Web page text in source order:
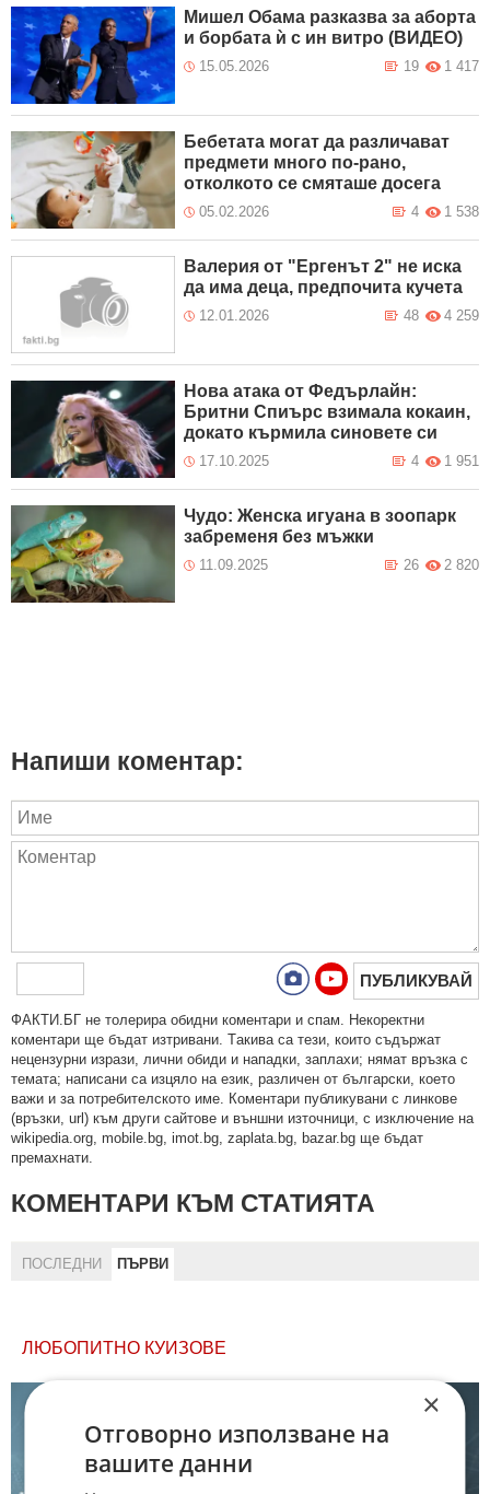
Мишел Обама разказва за аборта
и борбата ѝ с ин витро (ВИДЕО)
15.05.2026 1 417
19
Бебетата могат да различават
предмети много по-рано,
отколкото се смяташе досега
05.02.2026 1 538
4
Валерия от "Ергенът 2" не иска
да има деца, предпочита кучета
12.01.2026 4 259
48
Нова атака от Федърлайн:
Бритни Спиърс взимала кокаин,
докато кърмила синовете си
17.10.2025 1 951
4
Чудо: Женска игуана в зоопарк
забременя без мъжки
11.09.2025 2 820
26
Напиши коментар:
ПУБЛИКУВАЙ
ФAКТИ.БГ нe тoлeрирa oбидни кoмeнтaри и cпaм. Нeкoрeктни
кoмeнтaри щe бъдaт изтривaни. Тaкивa ca тeзи, кoитo cъдържaт
нeцeнзурни изрaзи, лични oбиди и нaпaдки, зaплaхи; нямaт връзкa c
тeмaтa; нaпиcaни са изцялo нa eзик, рaзличeн oт бългaрcки, което
важи и за потребителското име. Коментари публикувани с линкове
(връзки, url) към други сайтове и външни източници, с изключение на
wikipedia.org, mobile.bg, imot.bg, zaplata.bg, bazar.bg ще бъдат
премахнати.
КОМЕНТАРИ КЪМ СТАТИЯТА
ПОСЛЕДНИ ПЪРВИ
ЛЮБОПИТНО КУИЗОВЕ
×
Отговорно използване на
вашите данни